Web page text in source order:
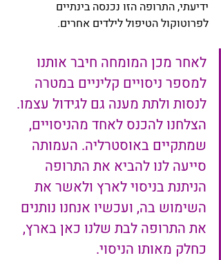
ידיעתי, התרופה הזו נכנסה בינתיים
לפרוטוקול הטיפול לילדים אחרים.
לאחר מכן המומחה חיבר אותנו
למספר ניסויים קליניים במטרה
לנסות ולתת מענה גם לגידול עצמו.
הצלחנו להכנס לאחד מהניסויים,
שמתקיים באוסטרליה. העמותה
סייעה לנו להביא את התרופה
הניתנת בניסוי לארץ ולאשר את
השימוש בה, ועכשיו אנחנו נותנים
את התרופה לבת שלנו כאן בארץ,
כחלק מאותו הניסוי.